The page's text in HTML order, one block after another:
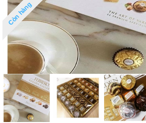
Còn hàng